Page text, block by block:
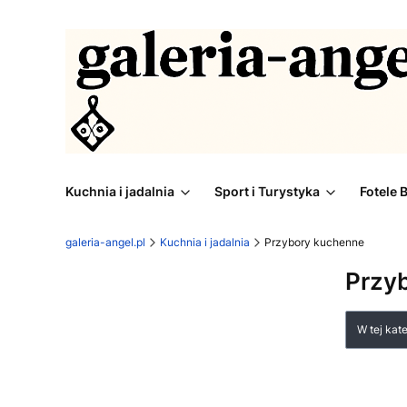
Kuchnia i jadalnia Sport i Turystyka Fotele
galeria-angel.pl Kuchnia i jadalnia Przybory kuchenne
W tej